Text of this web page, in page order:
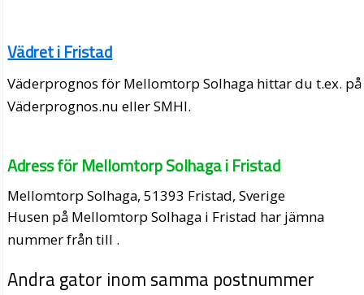
Vädret i Fristad
Väderprognos för Mellomtorp Solhaga hittar du t.ex. på
Väderprognos.nu eller SMHI.
Adress för Mellomtorp Solhaga i Fristad
Mellomtorp Solhaga, 51393 Fristad, Sverige
Husen på Mellomtorp Solhaga i Fristad har jämna
nummer från till .
Andra gator inom samma postnummer